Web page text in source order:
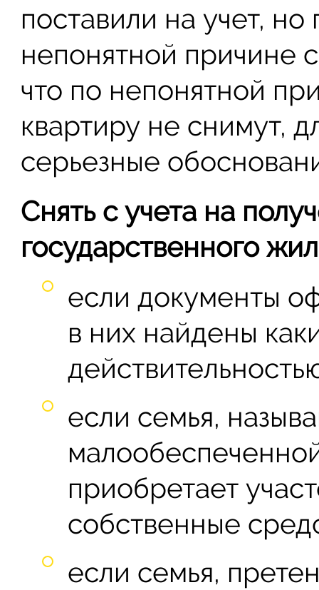
поставили на учет,
непонятной причине
что по непонятной
квартиру не снимут,
серьезные
Снять с учета на
государственного
если документы
в них найдены
если семья,
приобретает
собственные
если семья,